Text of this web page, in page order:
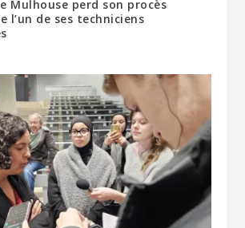
Mulhouse perd son procès
l’un de ses techniciens